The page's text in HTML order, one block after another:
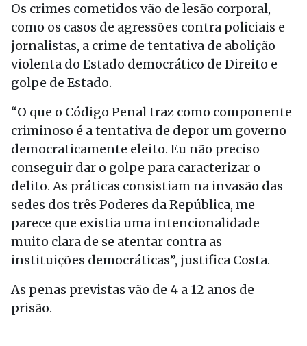
Os crimes cometidos vão de lesão corporal,
como os casos de agressões contra policiais e
jornalistas, a crime de tentativa de abolição
violenta do Estado democrático de Direito e
golpe de Estado.
“O que o Código Penal traz como componente
criminoso é a tentativa de depor um governo
democraticamente eleito. Eu não preciso
conseguir dar o golpe para caracterizar o
delito. As práticas consistiam na invasão das
sedes dos três Poderes da República, me
parece que existia uma intencionalidade
muito clara de se atentar contra as
instituições democráticas”, justifica Costa.
As penas previstas vão de 4 a 12 anos de
prisão.
—